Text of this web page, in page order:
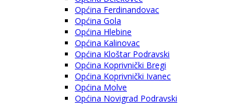
Općina Ferdinandovac
Općina Gola
Općina Hlebine
Općina Kalinovac
Općina Kloštar Podravski
Općina Koprivnički Bregi
Općina Koprivnički Ivanec
Općina Molve
Općina Novigrad Podravski